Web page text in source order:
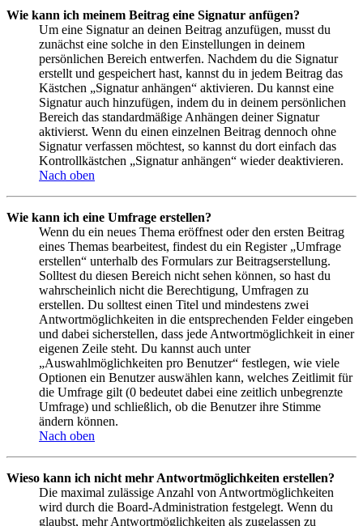
Wie kann ich meinem Beitrag eine Signatur anfügen?
Um eine Signatur an deinen Beitrag anzufügen, musst du
zunächst eine solche in den Einstellungen in deinem
persönlichen Bereich entwerfen. Nachdem du die Signatur
erstellt und gespeichert hast, kannst du in jedem Beitrag das
Kästchen „Signatur anhängen“ aktivieren. Du kannst eine
Signatur auch hinzufügen, indem du in deinem persönlichen
Bereich das standardmäßige Anhängen deiner Signatur
aktivierst. Wenn du einen einzelnen Beitrag dennoch ohne
Signatur verfassen möchtest, so kannst du dort einfach das
Kontrollkästchen „Signatur anhängen“ wieder deaktivieren.
Nach oben
Wie kann ich eine Umfrage erstellen?
Wenn du ein neues Thema eröffnest oder den ersten Beitrag
eines Themas bearbeitest, findest du ein Register „Umfrage
erstellen“ unterhalb des Formulars zur Beitragserstellung.
Solltest du diesen Bereich nicht sehen können, so hast du
wahrscheinlich nicht die Berechtigung, Umfragen zu
erstellen. Du solltest einen Titel und mindestens zwei
Antwortmöglichkeiten in die entsprechenden Felder eingeben
und dabei sicherstellen, dass jede Antwortmöglichkeit in einer
eigenen Zeile steht. Du kannst auch unter
„Auswahlmöglichkeiten pro Benutzer“ festlegen, wie viele
Optionen ein Benutzer auswählen kann, welches Zeitlimit für
die Umfrage gilt (0 bedeutet dabei eine zeitlich unbegrenzte
Umfrage) und schließlich, ob die Benutzer ihre Stimme
ändern können.
Nach oben
Wieso kann ich nicht mehr Antwortmöglichkeiten erstellen?
Die maximal zulässige Anzahl von Antwortmöglichkeiten
wird durch die Board-Administration festgelegt. Wenn du
glaubst, mehr Antwortmöglichkeiten als zugelassen zu